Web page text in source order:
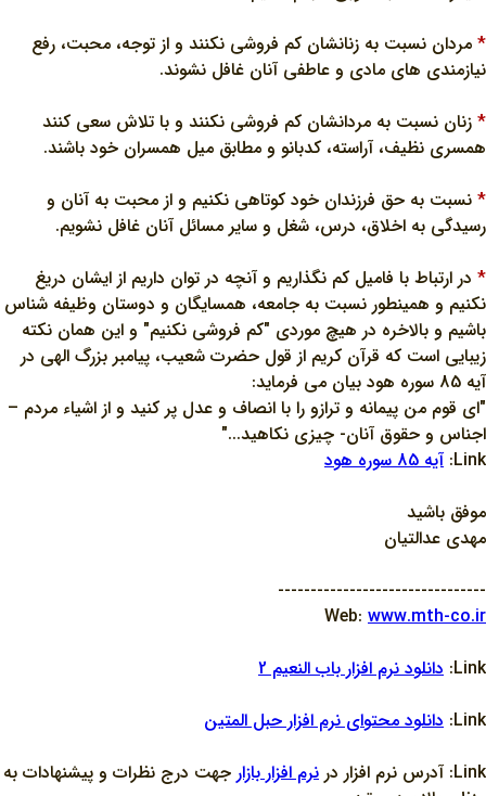
* مردان نسبت به زنانشان کم فروشي نکنند و از توجه، محبت، رفع
نيازمندي هاي مادي و عاطفي آنان غافل نشوند.
* زنان نسبت به مردانشان کم فروشي نکنند و با تلاش سعي کنند
همسري نظيف، آراسته، کدبانو و مطابق ميل همسران خود باشند.
* نسبت به حق فرزندان خود کوتاهي نکنيم و از محبت به آنان و
رسيدگي به اخلاق، درس، شغل و ساير مسائل آنان غافل نشويم.
* در ارتباط با فاميل کم نگذاريم و آنچه در توان داريم از ايشان دريغ
نکنيم و همينطور نسبت به جامعه، همسايگان و دوستان وظيفه شناس
باشيم و بالاخره در هيچ موردي "کم فروشي نکنيم" و اين همان نکته
زيبايي است که قرآن کريم از قول حضرت شعيب، پيامبر بزرگ الهي در
آيه 85 سوره هود بيان مي فرمايد:
"اي قوم من پيمانه و ترازو را با انصاف و عدل پر کنيد و از اشياء مردم –
اجناس و حقوق آنان- چيزي نکاهيد..."
Link: آيه 85 سوره هود
موفق باشيد
مهدي عدالتيان
--------------------------------
Web: www.mth-co.ir
Link: دانلود نرم افزار باب النعيم 2
Link: دانلود محتواي نرم افزار حبل المتين
Link: آدرس نرم افزار در
نرم افزار بازار جهت درج نظرات و پيشنهادات به